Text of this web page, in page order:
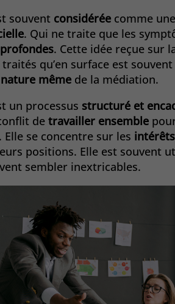
souvent considérée comme une
. Qui ne traite que les
. Cette idée reçue sur
qu’en surface est
nature même de la médiation.
un processus structuré et
de travailler ensemble
. Elle se concentre sur les intérêts
positions. Elle est souvent
sembler inextricables.